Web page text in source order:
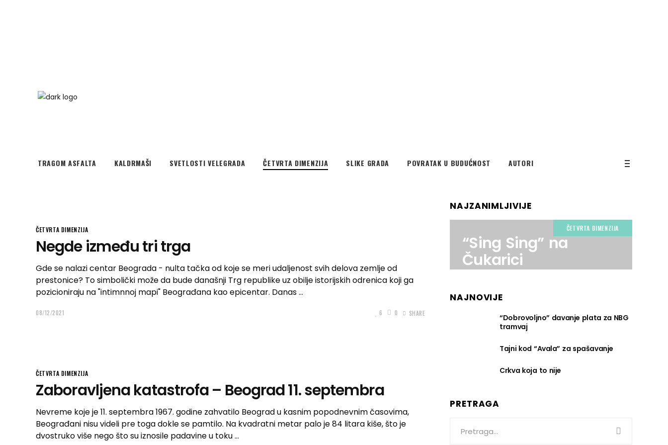
TRAGOM ASFALTA KALDRMAŠI SVETLOSTI VELEGRADA ČETVRTA DIMENZIJA SLIKE GRADA POVRATAK U BUDUĆNOST AUTORI
ČETVRTA DIMENZIJA
Negde između tri trga
Gde se nalazi centar Beograda - nulta tačka od koje se meri udaljenost svih delova zemlje od
prestonice? To simbolički može da bude današnji Trg republike uz obilje istorijskih odrenica koji ga
pozicioniraju na "intimnnoj mapi" Beograđana kao epicentar. Danas
08/12/2021 6 0 SHARE
ČETVRTA DIMENZIJA
Zaboravljena katastrofa – Beograd 11. septembra
Nevreme koje je 11. septembra 1967. godine zahvatilo Beograd u kasnim popodnevnim časovima,
Beograđani nisu videli pre toga dokle se pamtilo. Na kvadratni metar palo je 84 litara kiše, što je
dvostruko više nego što su iznosile padavine u toku
NAJZANIMLJIVIJE
ČETVRTA DIMENZIJA
“Sing Sing” na
Čukarici
NAJNOVIJE
“Dobrovoljno” davanje plata za NBG
tramvaj
Tajni kod “Avala” za spašavanje
Crkva koja to nije
PRETRAGA
for: